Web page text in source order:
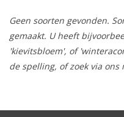
Herfstbloeiers
Schaduwplanten
Geen soorten gevonden.
gemaakt. U heeft
'kievitsbloem', of
de spelling, of zoek via ons